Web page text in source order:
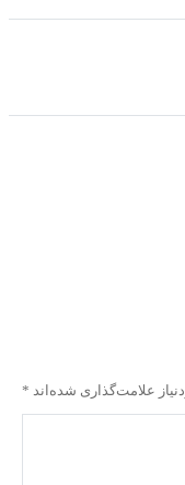
علامت‌گذاری شده‌اند *